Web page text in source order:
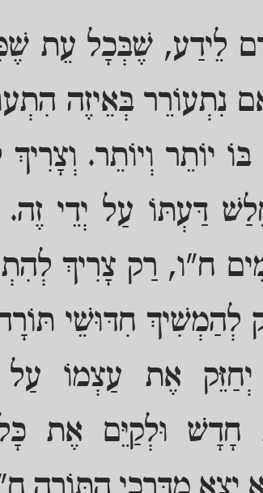
לֵידַע, שֶׁבְּכָל עֵת
נִתְעוֹרֵר בְּאֵיזֶה
בּוֹ יוֹתֵר וְיוֹתֵר.
דַּעְתּוֹ עַל יְדֵי
ח"ו, רַק צָרִיךְ
לְהַמְשִׁיךְ חִדּוּשֵׁי
יְחַזֵּק אֶת עַצְמוֹ
חָדָשׁ וּלְקַיֵּם אֶת